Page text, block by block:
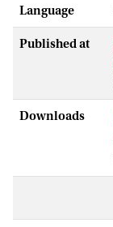
Language
Published at
Downloads